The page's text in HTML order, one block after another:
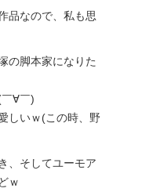
品なので、私も思
の脚本家になりた
￣∀￣)
しいｗ(この時、野
、そしてユーモア
ｗ